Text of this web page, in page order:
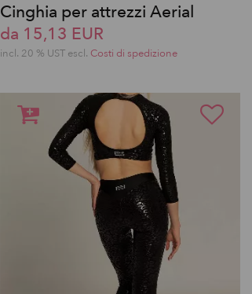
Cinghia per attrezzi Aerial
da 15,13 EUR
incl. 20 % UST escl. Costi di spedizione